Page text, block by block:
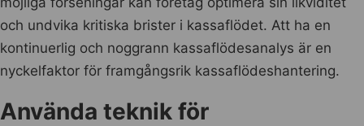
och undvika kritiska brister i kassaflödet. Att ha en
kontinuerlig och noggrann kassaflödesanalys är en
nyckelfaktor för framgångsrik kassaflödeshantering.
Använda teknik för